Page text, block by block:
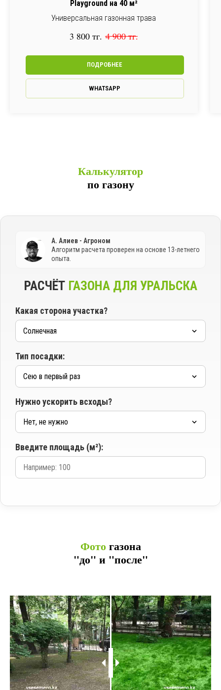
Playground на 40 м²
Универсальная газонная трава
3 800 тг. 4 900 тг.
ПОДРОБНЕЕ
WHATSAPP
Калькулятор
по газону
А. Алиев - Агроном
Алгоритм расчета проверен на основе 13-летнего
опыта.
РАСЧЁТ ГАЗОНА ДЛЯ УРАЛЬСКА
Какая сторона участка?
Тип посадки:
Нужно ускорить всходы?
Введите площадь (м²):
Фотогазона
"до" и "после"